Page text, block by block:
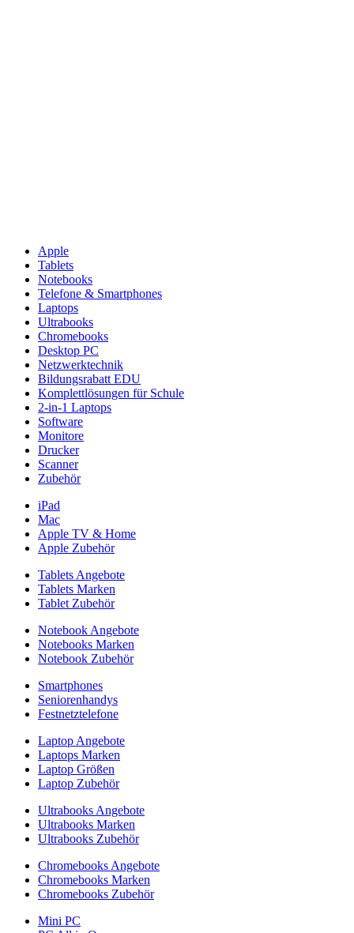
Apple
Tablets
Notebooks
Telefone & Smartphones
Laptops
Ultrabooks
Chromebooks
Desktop PC
Netzwerktechnik
Bildungsrabatt EDU
Komplettlösungen für Schule
2-in-1 Laptops
Software
Monitore
Drucker
Scanner
Zubehör
iPad
Mac
Apple TV & Home
Apple Zubehör
Tablets Angebote
Tablets Marken
Tablet Zubehör
Notebook Angebote
Notebooks Marken
Notebook Zubehör
Smartphones
Seniorenhandys
Festnetztelefone
Laptop Angebote
Laptops Marken
Laptop Größen
Laptop Zubehör
Ultrabooks Angebote
Ultrabooks Marken
Ultrabooks Zubehör
Chromebooks Angebote
Chromebooks Marken
Chromebooks Zubehör
Mini PC